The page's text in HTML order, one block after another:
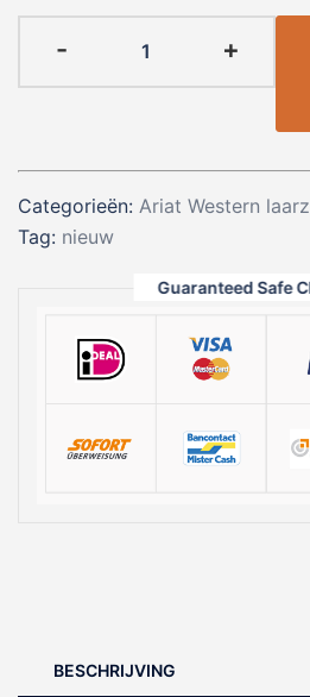
-
CATTLE
CAITE
Dames
+
Categorieën: Ariat Western
Tag: nieuw
Guaranteed Safe
BESCHRIJVING